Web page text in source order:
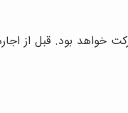
بود. قبل از